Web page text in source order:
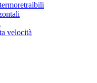
velocità